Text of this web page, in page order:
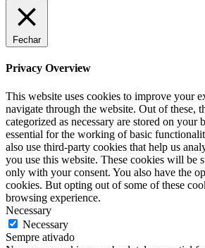
Fechar
Privacy Overview
This website uses cookies to improve your
navigate through the website. Out of these,
categorized as necessary are stored on your
essential for the working of basic
also use third-party cookies that help us
you use this website. These cookies will be
only with your consent. You also have the
cookies. But opting out of some of these
browsing experience.
Necessary
Necessary
Sempre ativado